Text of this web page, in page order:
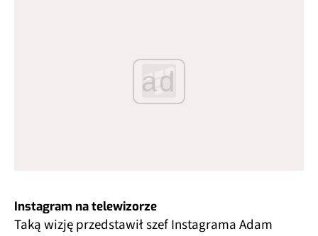
ad
Instagram na telewizorze
Taką wizję przedstawił szef Instagrama Adam